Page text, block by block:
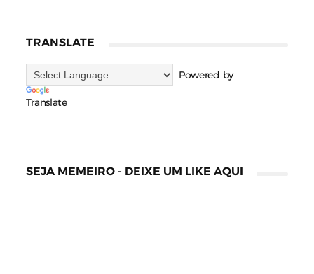
TRANSLATE
Powered by
Translate
SEJA MEMEIRO - DEIXE UM LIKE AQUI